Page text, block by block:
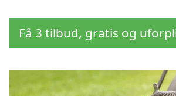
Få 3 tilbud, gratis og